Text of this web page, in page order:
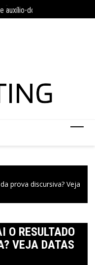
auxílio-doença sem perícia;
prova discursiva? Veja
O RESULTADO
VEJA DATAS